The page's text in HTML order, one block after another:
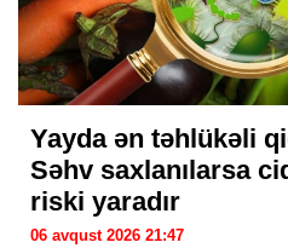
Yayda ən təhlükəli
Səhv saxlanılarsa
riski yaradır
06 avqust 2026 21:47